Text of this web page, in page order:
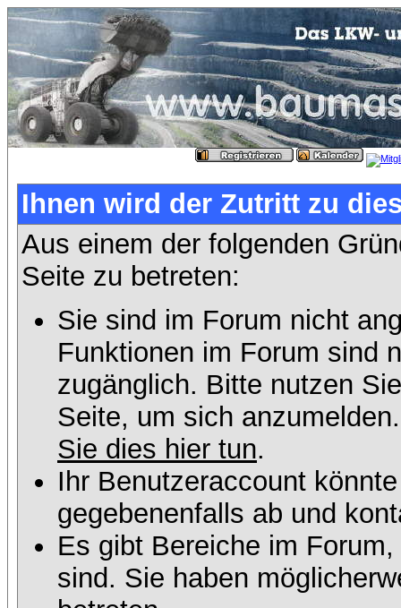
Ihnen wird der Zutritt zu
Aus einem der folgenden
Seite zu betreten:
Sie sind im Forum nicht
Funktionen im Forum sind
zugänglich. Bitte nutzen
Seite, um sich
Sie dies hier tun.
Ihr Benutzeraccount
gegebenenfalls ab und
Es gibt Bereiche im
sind. Sie haben